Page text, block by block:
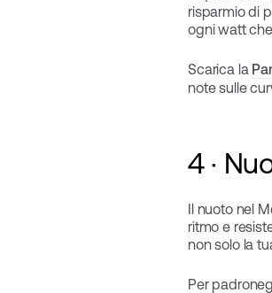
risparmio di
ogni watt
Scarica la
note sulle
4 ·
Il nuoto nel
ritmo e
non solo la
Per